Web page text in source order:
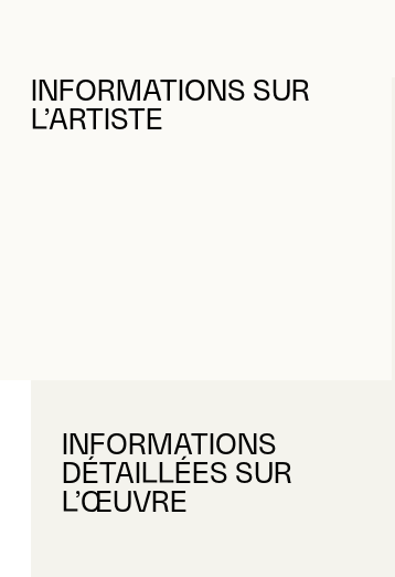
INFORMATIONS SUR
L’ARTISTE
INFORMATIONS
DÉTAILLÉES SUR
L’ŒUVRE